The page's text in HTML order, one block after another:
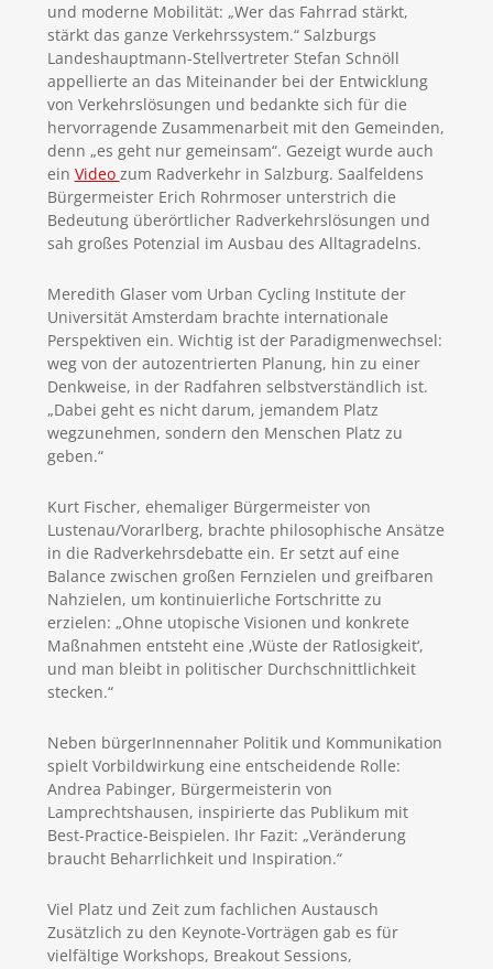
und moderne Mobilität: „Wer das Fahrrad stärkt,
stärkt das ganze Verkehrssystem.“ Salzburgs
Landeshauptmann-Stellvertreter Stefan Schnöll
appellierte an das Miteinander bei der Entwicklung
von Verkehrslösungen und bedankte sich für die
hervorragende Zusammenarbeit mit den Gemeinden,
denn „es geht nur gemeinsam“. Gezeigt wurde auch
ein Video zum Radverkehr in Salzburg. Saalfeldens
Bürgermeister Erich Rohrmoser unterstrich die
Bedeutung überörtlicher Radverkehrslösungen und
sah großes Potenzial im Ausbau des Alltagradelns.
Meredith Glaser vom Urban Cycling Institute der
Universität Amsterdam brachte internationale
Perspektiven ein. Wichtig ist der Paradigmenwechsel:
weg von der autozentrierten Planung, hin zu einer
Denkweise, in der Radfahren selbstverständlich ist.
„Dabei geht es nicht darum, jemandem Platz
wegzunehmen, sondern den Menschen Platz zu
geben.“
Kurt Fischer, ehemaliger Bürgermeister von
Lustenau/Vorarlberg, brachte philosophische Ansätze
in die Radverkehrsdebatte ein. Er setzt auf eine
Balance zwischen großen Fernzielen und greifbaren
Nahzielen, um kontinuierliche Fortschritte zu
erzielen: „Ohne utopische Visionen und konkrete
Maßnahmen entsteht eine ‚Wüste der Ratlosigkeit‘,
und man bleibt in politischer Durchschnittlichkeit
stecken.“
Neben bürgerInnennaher Politik und Kommunikation
spielt Vorbildwirkung eine entscheidende Rolle:
Andrea Pabinger, Bürgermeisterin von
Lamprechtshausen, inspirierte das Publikum mit
Best-Practice-Beispielen. Ihr Fazit: „Veränderung
braucht Beharrlichkeit und Inspiration.“
Viel Platz und Zeit zum fachlichen Austausch
Zusätzlich zu den Keynote-Vorträgen gab es für
vielfältige Workshops, Breakout Sessions,